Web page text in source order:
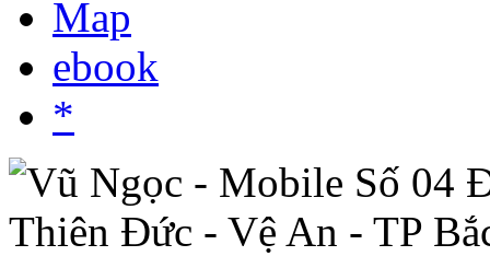
Map
ebook
*